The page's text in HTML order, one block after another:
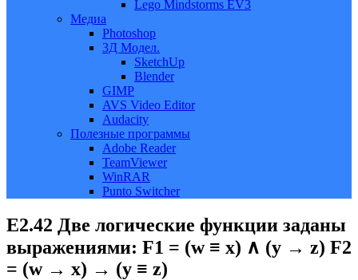
Lego Mindstorms EV3
Медиа
Photoshop
3Д Модел.
SketchUp
Blender
GIMP
AVS Video Editor
Audacity
Полезные программы
Adobe Reader
TeamViewer
WinRAR
Punto Switcher
Е2.42 Две логические функции заданы
выражениями: F1 = (w ≡ x) ∧ (y → z) F2
= (w → x) → (y ≡ z)